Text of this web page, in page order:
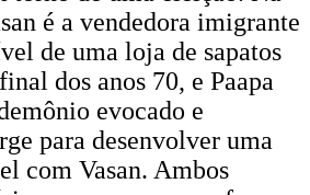
é a vendedora imigrante
de uma loja de sapatos
dos anos 70, e Paapa
evocado e
para desenvolver uma
com Vasan. Ambos